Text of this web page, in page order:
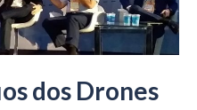
dos Drones